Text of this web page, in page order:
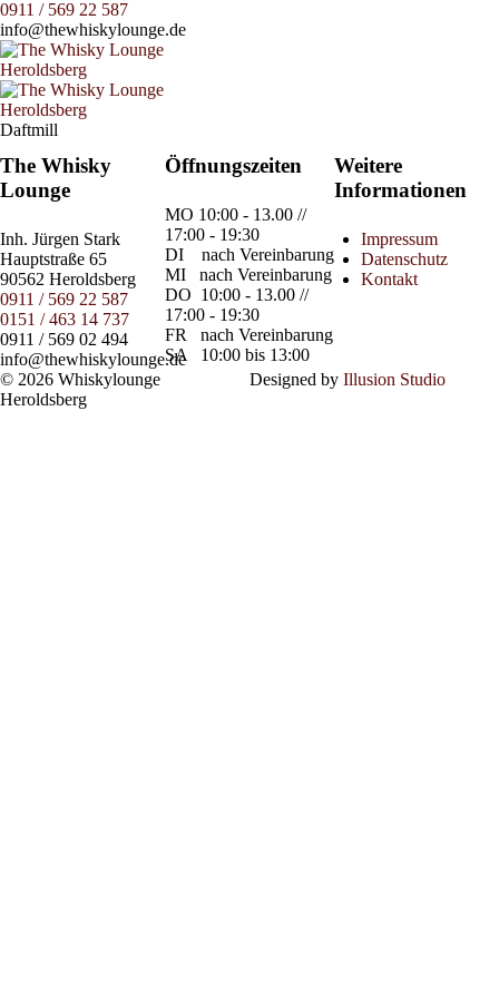
0911 / 569 22 587
info@thewhiskylounge.de
Daftmill
The Whisky
Lounge
Inh. Jürgen Stark
Hauptstraße 65
90562 Heroldsberg
0911 / 569 22 587
0151 / 463 14 737
0911 / 569 02 494
info@thewhiskylounge.de
Öffnungszeiten
MO 10:00 - 13.00 //
17:00 - 19:30
DI
nach Vereinbarung
MI
nach Vereinbarung
DO 10:00 - 13.00 //
17:00 - 19:30
FR
nach Vereinbarung
SA
10:00 bis 13:00
Weitere
Informationen
Impressum
Datenschutz
Kontakt
© 2026 Whiskylounge
Heroldsberg
Designed by Illusion Studio